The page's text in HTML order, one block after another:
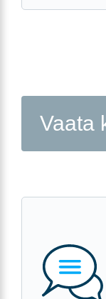
Vaata